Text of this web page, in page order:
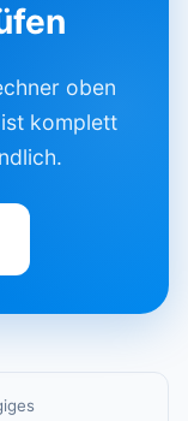
oben
komplett